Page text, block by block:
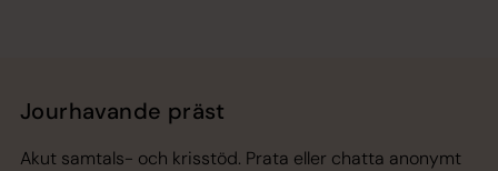
Jourhavande präst
Akut samtals- och krisstöd. Prata eller chatta anonymt